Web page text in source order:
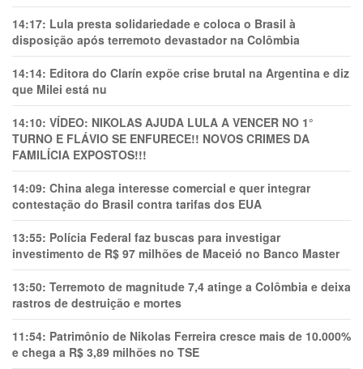
14:17: Lula presta solidariedade e coloca o Brasil à
disposição após terremoto devastador na Colômbia
14:14: Editora do Clarín expõe crise brutal na Argentina e diz
que Milei está nu
14:10: VÍDEO: NIKOLAS AJUDA LULA A VENCER NO 1°
TURNO E FLÁVIO SE ENFURECE!! NOVOS CRIMES DA
FAMILÍCIA EXPOSTOS!!!
14:09: China alega interesse comercial e quer integrar
contestação do Brasil contra tarifas dos EUA
13:55: Polícia Federal faz buscas para investigar
investimento de R$ 97 milhões de Maceió no Banco Master
13:50: Terremoto de magnitude 7,4 atinge a Colômbia e deixa
rastros de destruição e mortes
11:54: Patrimônio de Nikolas Ferreira cresce mais de 10.000%
e chega a R$ 3,89 milhões no TSE